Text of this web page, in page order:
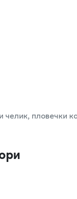
челик, пловечки